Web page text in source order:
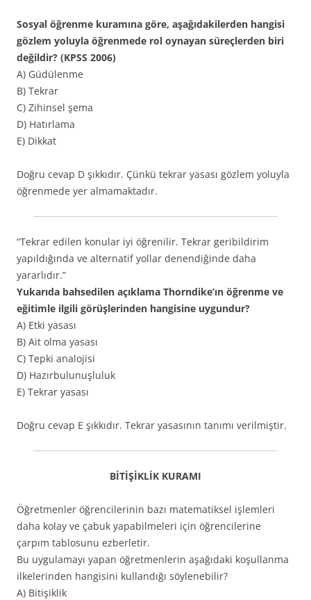
Sosyal öğrenme kuramına göre, aşağıdakilerden hangisi
gözlem yoluyla öğrenmede rol oynayan süreçlerden biri
değildir? (KPSS 2006)
A) Güdülenme
B) Tekrar
C) Zihinsel şema
D) Hatırlama
E) Dikkat
Doğru cevap D şıkkıdır. Çünkü tekrar yasası gözlem yoluyla
öğrenmede yer almamaktadır.
“Tekrar edilen konular iyi öğrenilir. Tekrar geribildirim
yapıldığında ve alternatif yollar denendiğinde daha
yararlıdır.”
Yukarıda bahsedilen açıklama Thorndike’ın öğrenme ve
eğitimle ilgili görüşlerinden hangisine uygundur?
A) Etki yasası
B) Ait olma yasası
C) Tepki analojisi
D) Hazırbulunuşluluk
E) Tekrar yasası
Doğru cevap E şıkkıdır. Tekrar yasasının tanımı verilmiştir.
BİTİŞİKLİK KURAMI
Öğretmenler öğrencilerinin bazı matematiksel işlemleri
daha kolay ve çabuk yapabilmeleri için öğrencilerine
çarpım tablosunu ezberletir.
Bu uygulamayı yapan öğretmenlerin aşağıdaki koşullanma
ilkelerinden hangisini kullandığı söylenebilir?
A) Bitişiklik